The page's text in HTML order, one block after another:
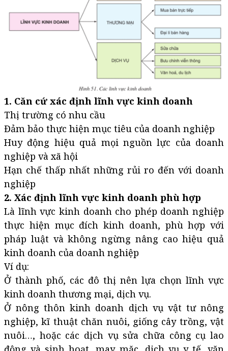
1. Căn cứ xác định lĩnh vực kinh doanh
Thị trường có nhu cầu
Đảm bảo thực hiện mục tiêu của doanh nghiệp
Huy động hiệu quả mọi nguồn lực của doanh
nghiệp và xã hội
Hạn chế thấp nhất những rủi ro đến với doanh
nghiệp
2. Xác định lĩnh vực kinh doanh phù hợp
Là lĩnh vực kinh doanh cho phép doanh nghiệp
thực hiện mục đích kinh doanh, phù hợp với
pháp luật và không ngừng nâng cao hiệu quả
kinh doanh của doanh nghiệp
Ví dụ:
Ở thành phố, các đô thị nên lựa chọn lĩnh vực
kinh doanh thương mại, dịch vụ.
Ở nông thôn kinh doanh dịch vụ vật tư nông
nghiệp, kĩ thuật chăn nuôi, giống cây trồng, vật
nuôi…, hoặc các dịch vụ sửa chữa công cụ lao